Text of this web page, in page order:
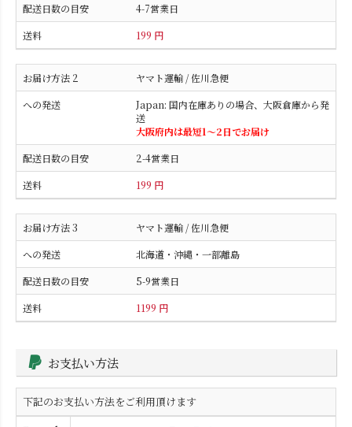
4-7営業日
199 円
ヤマト運輸 / 佐川急便
Japan: 国内在庫ありの場合、大阪倉庫から発
送
大阪府内は最短1〜2日でお届け
2-4営業日
199 円
ヤマト運輸 / 佐川急便
北海道・沖縄・一部離島
5-9営業日
1199 円
お支払い方法
下記のお支払い方法をご利用頂けます